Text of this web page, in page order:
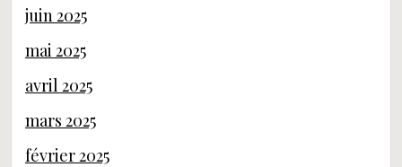
juin 2025
mai 2025
avril 2025
mars 2025
février 2025